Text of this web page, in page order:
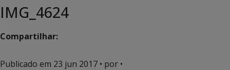
IMG_4624
Compartilhar:
Publicado em 23 jun 2017 • por •